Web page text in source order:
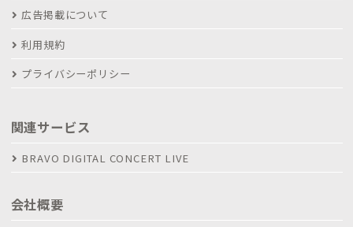
広告掲載について
利用規約
プライバシーポリシー
関連サービス
BRAVO DIGITAL CONCERT LIVE
会社概要